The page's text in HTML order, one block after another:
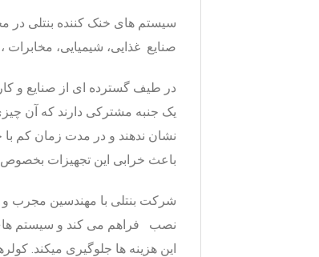
سیستم های خنک کننده بنتلی در
صنایع غذایی، شیمیایی،
در طیف گسترده ای از صنایع و
یک جنبه مشترکی دارند که آن
نشان ندهند و در مدت زمان کم با
باعث خرابی این تجهیزات بخصوص
شرکت بنتلی با مهندسین مجرب و
نصب فراهم می کند و سیستم های
این هزینه ها جلوگیری میکند.